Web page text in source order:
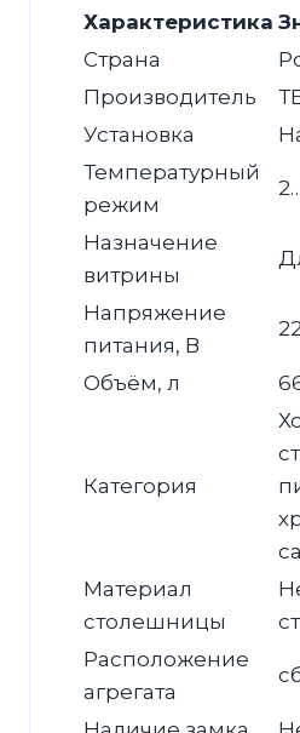
Характеристика
Страна
Производитель
Установка
Температурный
режим
Назначение
витрины
Напряжение
питания, В
Объём, л
Категория
Материал
столешницы
Расположение
агрегата